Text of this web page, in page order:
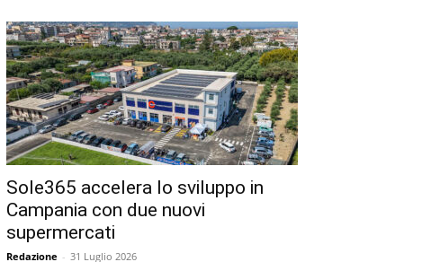
Sole365 accelera lo sviluppo in
Campania con due nuovi
supermercati
Redazione - 31 Luglio 2026